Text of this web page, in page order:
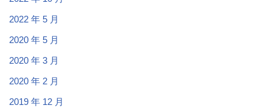
2022 年 5 月
2020 年 5 月
2020 年 3 月
2020 年 2 月
2019 年 12 月